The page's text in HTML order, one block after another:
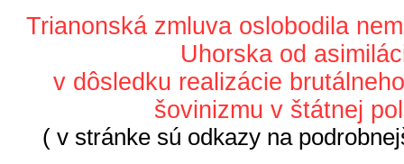
Trianonská zmluva oslobodila
Uhorska od
v dôsledku realizácie
šovinizmu v štátnej
( v stránke sú odkazy na